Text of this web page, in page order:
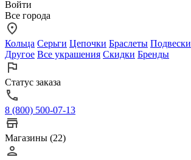
Войти
Все города
Кольца Серьги Цепочки Браслеты Подвески
Другое Все украшения Скидки Бренды
Статус заказа
8 (800) 500-07-13
Магазины (22)